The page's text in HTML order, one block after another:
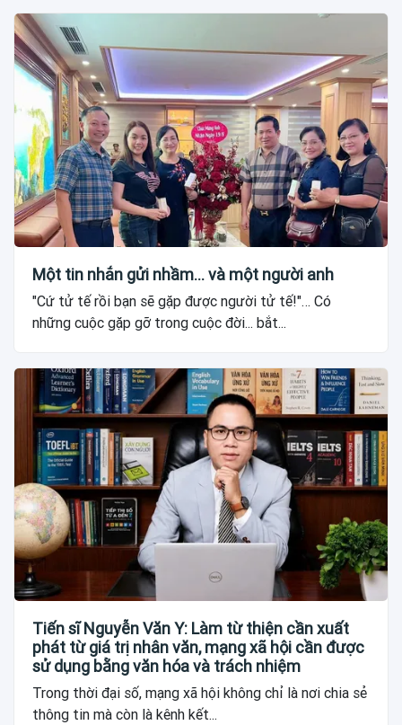
Một tin nhắn gửi nhầm... và một người anh
"Cứ tử tế rồi bạn sẽ gặp được người tử tế!"… Có
những cuộc gặp gỡ trong cuộc đời... bắt...
Tiến sĩ Nguyễn Văn Y: Làm từ thiện cần xuất
phát từ giá trị nhân văn, mạng xã hội cần được
sử dụng bằng văn hóa và trách nhiệm
Trong thời đại số, mạng xã hội không chỉ là nơi chia sẻ
thông tin mà còn là kênh kết...